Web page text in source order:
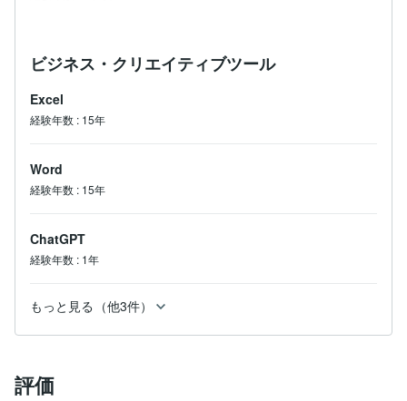
ビジネス・クリエイティブツール
Excel
経験年数 : 15年
Word
経験年数 : 15年
ChatGPT
経験年数 : 1年
もっと見る（他3件）
評価